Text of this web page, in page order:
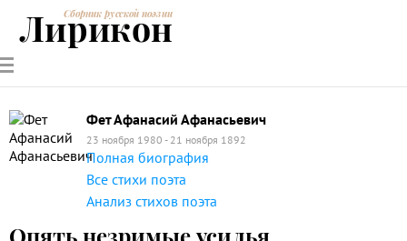
РУССКИЕ
ПОЭТЫ
СОВРЕМЕННИКИЭНЦИКЛОПЕДИЯ
ПОЭЗИИ
Сборник русской поэзии
Лирикон
Фет Афанасий Афанасьевич
23 ноября 1980 - 21 ноября 1892
Полная биография
Все стихи поэта
Анализ стихов поэта